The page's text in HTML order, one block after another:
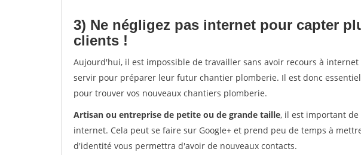
3) Ne négligez pas internet pour capter
clients !
Aujourd'hui, il est impossible de travailler sans avoir recours à internet
servir pour préparer leur futur chantier plomberie. Il est donc
pour trouver vos nouveaux chantiers plomberie.
Artisan ou entreprise de petite ou de grande taille, il est important
internet. Cela peut se faire sur Google+ et prend peu de temps à
d'identité vous permettra d'avoir de nouveaux contacts.